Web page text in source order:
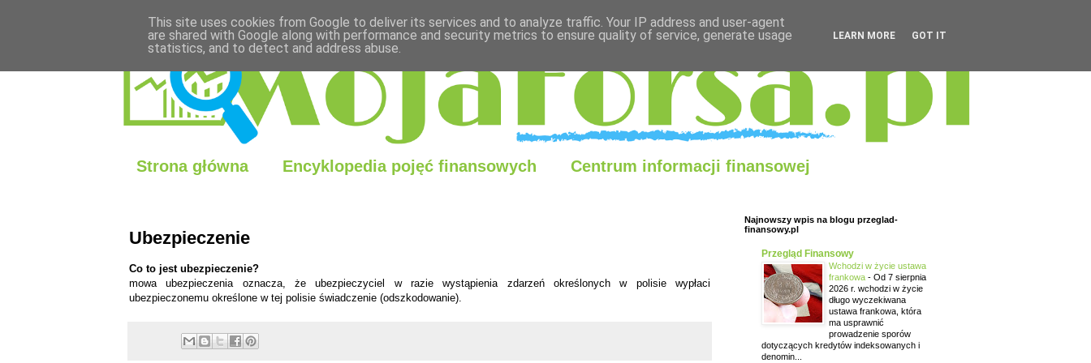
Strona główna Encyklopedia pojęć finansowych Centrum informacji finansowej
Ubezpieczenie
Co to jest ubezpieczenie?
mowa ubezpieczenia oznacza, że ubezpieczyciel w razie wystąpienia zdarzeń określonych w polisie wypłaci
ubezpieczonemu określone w tej polisie świadczenie (odszkodowanie).
Najnowszy wpis na blogu przeglad-
finansowy.pl
Przegląd Finansowy
Wchodzi w życie ustawa
frankowa - Od 7 sierpnia
2026 r. wchodzi w życie
długo wyczekiwana
ustawa frankowa, która
ma usprawnić
prowadzenie sporów
dotyczących kredytów indeksowanych i
denomin...
This site uses cookies from Google to deliver its services and to analyze traffic. Your IP address and user-agent
are shared with Google along with performance and security metrics to ensure quality of service, generate usage
statistics, and to detect and address abuse.
LEARN MORE GOT IT